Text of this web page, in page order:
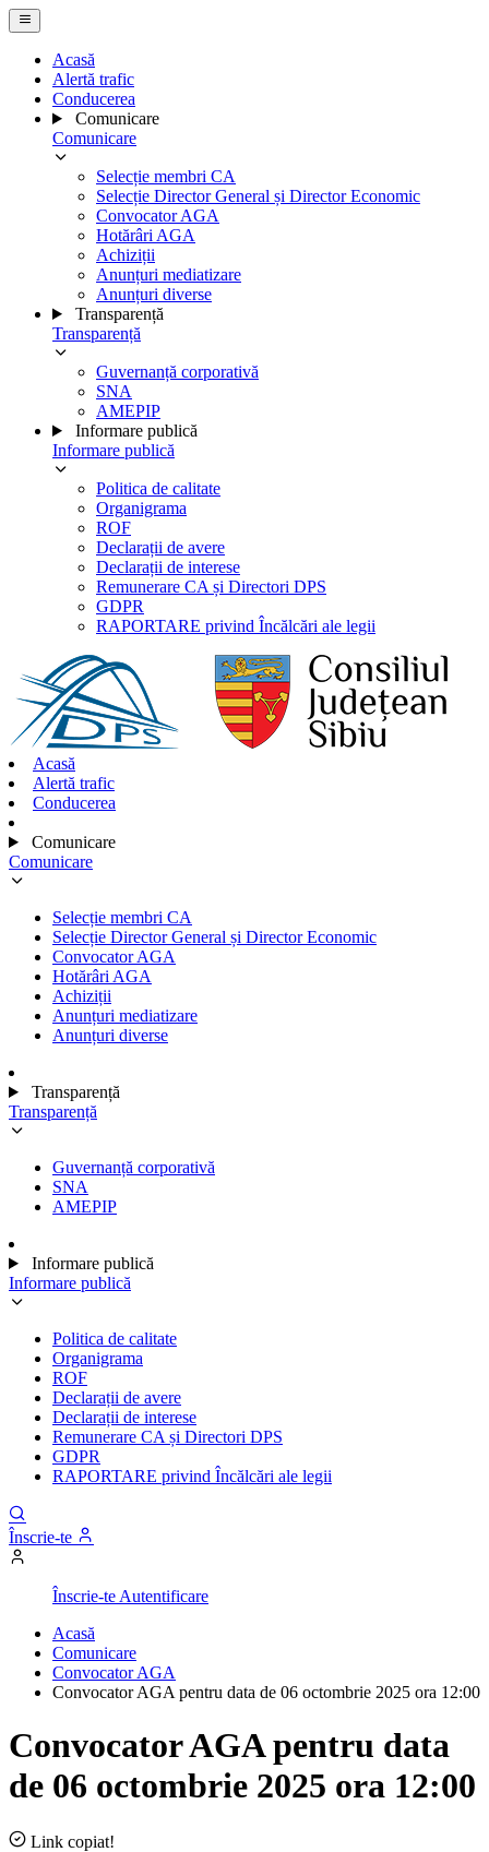
Acasă
Alertă trafic
Conducerea
Comunicare
Comunicare
Selecție membri CA
Selecție Director General și Director Economic
Convocator AGA
Hotărâri AGA
Achiziții
Anunțuri mediatizare
Anunțuri diverse
Transparență
Transparență
Guvernanță corporativă
SNA
AMEPIP
Informare publică
Informare publică
Politica de calitate
Organigrama
ROF
Declarații de avere
Declarații de interese
Remunerare CA și Directori DPS
GDPR
RAPORTARE privind Încălcări ale legii
Acasă
Alertă trafic
Conducerea
Comunicare
Comunicare
Selecție membri CA
Selecție Director General și Director Economic
Convocator AGA
Hotărâri AGA
Achiziții
Anunțuri mediatizare
Anunțuri diverse
Transparență
Transparență
Guvernanță corporativă
SNA
AMEPIP
Informare publică
Informare publică
Politica de calitate
Organigrama
ROF
Declarații de avere
Declarații de interese
Remunerare CA și Directori DPS
GDPR
RAPORTARE privind Încălcări ale legii
Înscrie-te
Înscrie-te Autentificare
Acasă
Comunicare
Convocator AGA
Convocator AGA pentru data de 06 octombrie 2025 ora 12:00
Convocator AGA pentru data
de 06 octombrie 2025 ora 12:00
Link copiat!